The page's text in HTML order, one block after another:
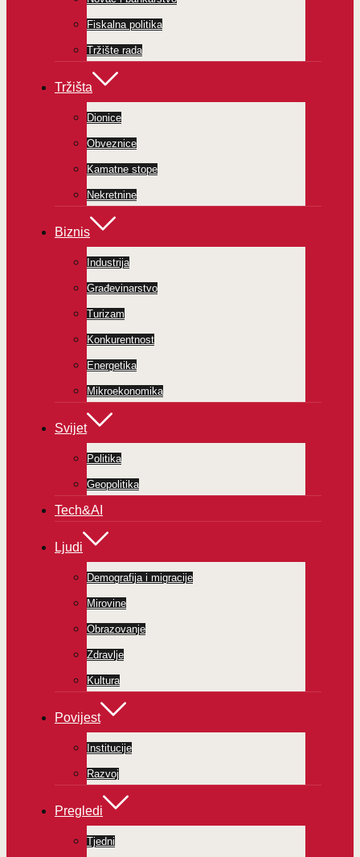
Fiskalna politika
Tržište rada
Tržišta
Dionice
Obveznice
Kamatne stope
Nekretnine
Biznis
Industrija
Građevinarstvo
Turizam
Konkurentnost
Energetika
Mikroekonomika
Svijet
Politika
Geopolitika
Tech&AI
Ljudi
Demografija i migracije
Mirovine
Obrazovanje
Zdravlje
Kultura
Povijest
Institucije
Razvoj
Pregledi
Tjedni